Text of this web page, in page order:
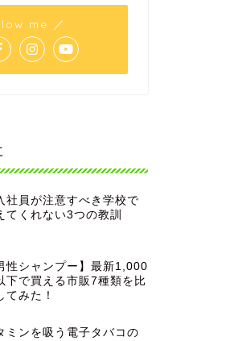
me ／
社員が注意すべき学校で
てくれない3つの教訓
性シャンプー】最新1,000
下で買える市販7種類を比
てみた！
ミンを吸う電子タバコの